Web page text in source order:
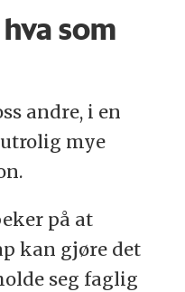
som
andre, i en
mye
på at
kan gjøre det
seg faglig